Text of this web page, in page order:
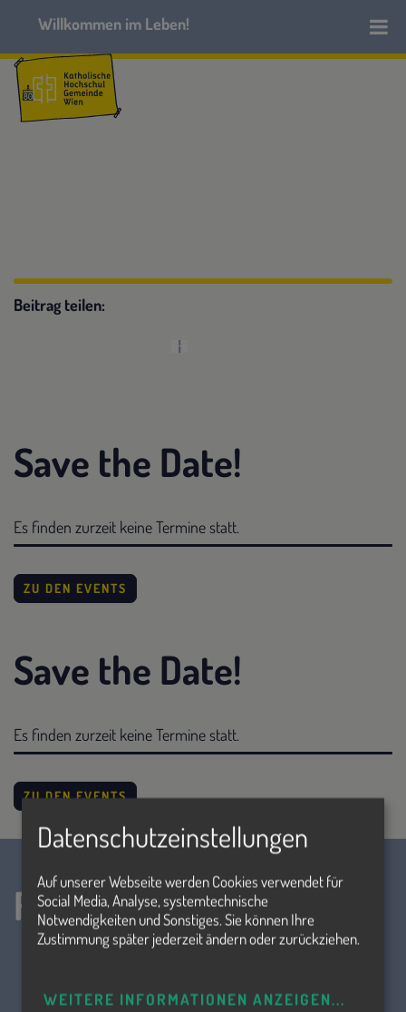
Beitrag teilen:
Save the Date!
Es finden zurzeit keine Termine statt.
ZU DEN EVENTS
Save the Date!
Es finden zurzeit keine Termine statt.
ZU DEN EVENTS
Folge uns!
Datenschutzeinstellungen
Auf unserer Webseite werden Cookies verwendet für
Social Media, Analyse, systemtechnische
Notwendigkeiten und Sonstiges. Sie können Ihre
Zustimmung später jederzeit ändern oder zurückziehen.
WEITERE INFORMATIONEN ANZEIGEN...